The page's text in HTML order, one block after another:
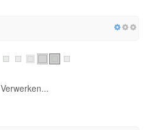
Verwerken...